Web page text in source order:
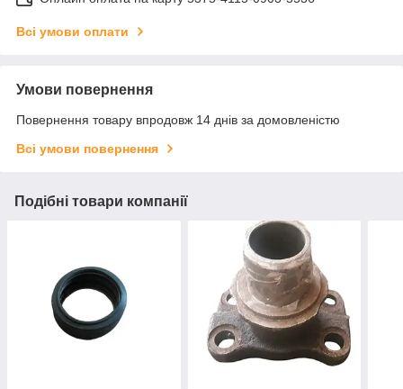
Всі умови оплати
Умови повернення
Повернення товару впродовж 14 днів за домовленістю
Всі умови повернення
Подібні товари компанії